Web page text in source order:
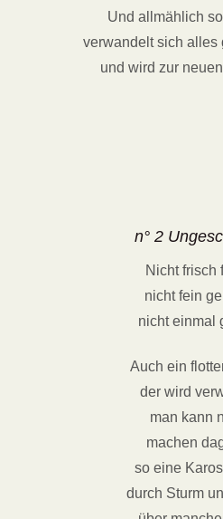
Und allmählich
verwandelt sich alles
und wird zur
n° 2
Nicht frisch
nicht fein
nicht einmal
Auch ein
der wird
man kann
machen
so eine
durch Sturm